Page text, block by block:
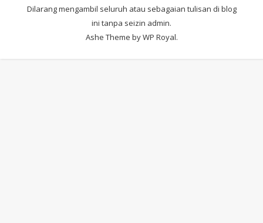
Dilarang mengambil seluruh atau sebagaian tulisan di blog
ini tanpa seizin admin.
Ashe Theme byWP Royal.